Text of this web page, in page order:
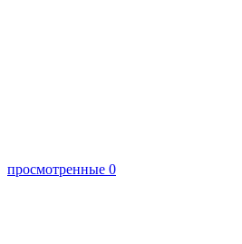
просмотренные 0